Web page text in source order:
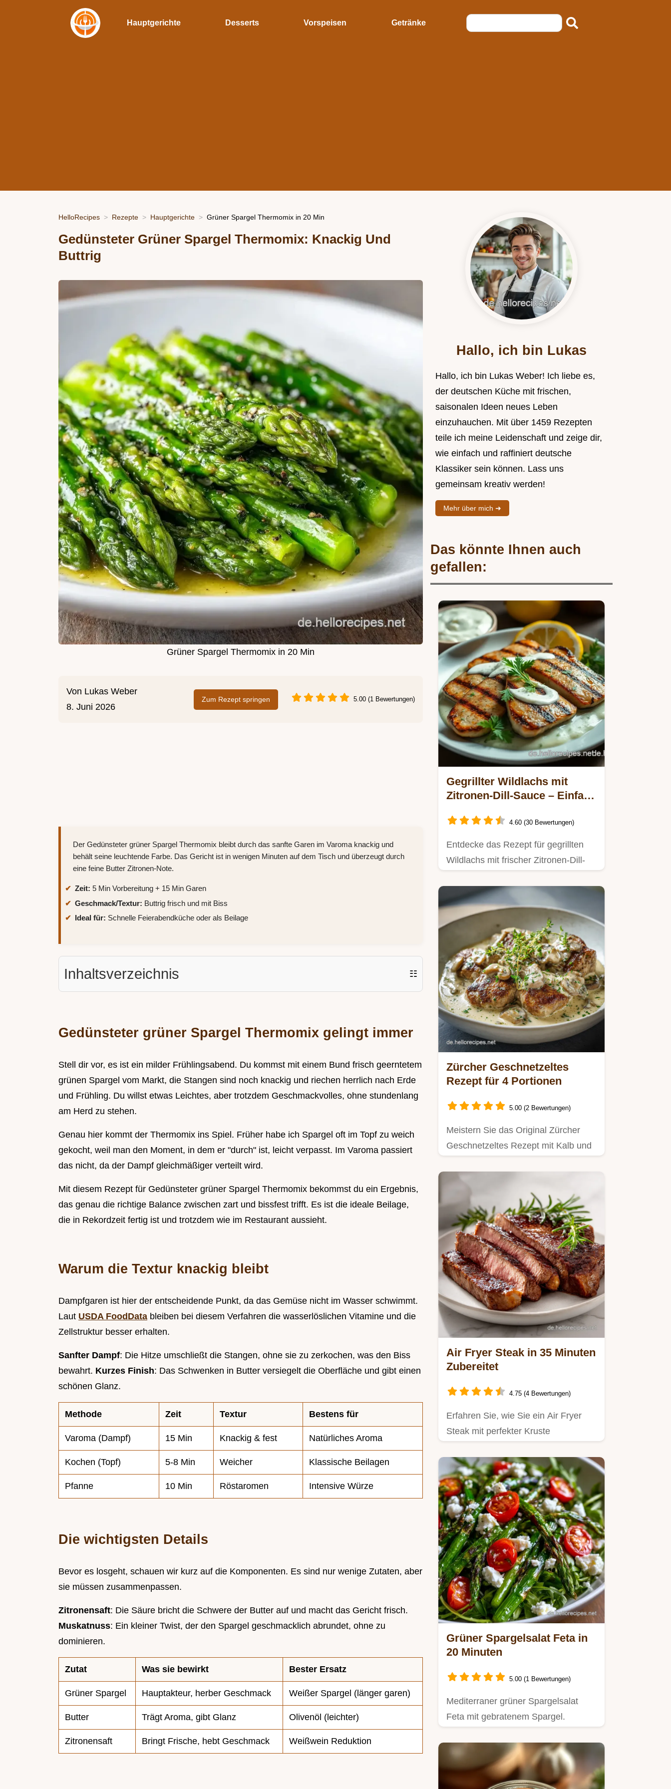
Hauptgerichte Desserts Vorspeisen Getränke
HelloRecipes Rezepte Hauptgerichte Grüner Spargel Thermomix in 20 Min
Gedünsteter Grüner Spargel Thermomix: Knackig Und
Buttrig
Grüner Spargel Thermomix in 20 Min
Von Lukas Weber
8. Juni 2026
Zum Rezept springen 5.00 (1 Bewertungen)
Der Gedünsteter grüner Spargel Thermomix bleibt durch das sanfte Garen im Varoma knackig und
behält seine leuchtende Farbe. Das Gericht ist in wenigen Minuten auf dem Tisch und überzeugt durch
eine feine Butter Zitronen-Note.
Zeit: 5 Min Vorbereitung + 15 Min Garen
Geschmack/Textur: Buttrig frisch und mit Biss
Ideal für: Schnelle Feierabendküche oder als Beilage
Inhaltsverzeichnis ☷
Gedünsteter grüner Spargel Thermomix gelingt immer
Stell dir vor, es ist ein milder Frühlingsabend. Du kommst mit einem Bund frisch geerntetem
grünen Spargel vom Markt, die Stangen sind noch knackig und riechen herrlich nach Erde
und Frühling. Du willst etwas Leichtes, aber trotzdem Geschmackvolles, ohne stundenlang
am Herd zu stehen.
Genau hier kommt der Thermomix ins Spiel. Früher habe ich Spargel oft im Topf zu weich
gekocht, weil man den Moment, in dem er "durch" ist, leicht verpasst. Im Varoma passiert
das nicht, da der Dampf gleichmäßiger verteilt wird.
Mit diesem Rezept für Gedünsteter grüner Spargel Thermomix bekommst du ein Ergebnis,
das genau die richtige Balance zwischen zart und bissfest trifft. Es ist die ideale Beilage,
die in Rekordzeit fertig ist und trotzdem wie im Restaurant aussieht.
Warum die Textur knackig bleibt
Dampfgaren ist hier der entscheidende Punkt, da das Gemüse nicht im Wasser schwimmt.
Laut USDA FoodData bleiben bei diesem Verfahren die wasserlöslichen Vitamine und die
Zellstruktur besser erhalten.
Sanfter Dampf: Die Hitze umschließt die Stangen, ohne sie zu zerkochen, was den Biss
bewahrt. Kurzes Finish: Das Schwenken in Butter versiegelt die Oberfläche und gibt einen
schönen Glanz.
Methode Zeit Textur Bestens für
Varoma (Dampf) 15 Min Knackig & fest Natürliches Aroma
Kochen (Topf) 5-8 Min Weicher Klassische Beilagen
Pfanne 10 Min Röstaromen Intensive Würze
Die wichtigsten Details
Bevor es losgeht, schauen wir kurz auf die Komponenten. Es sind nur wenige Zutaten, aber
sie müssen zusammenpassen.
Zitronensaft: Die Säure bricht die Schwere der Butter auf und macht das Gericht frisch.
Muskatnuss: Ein kleiner Twist, der den Spargel geschmacklich abrundet, ohne zu
dominieren.
Zutat Was sie bewirkt Bester Ersatz
Grüner Spargel Hauptakteur, herber Geschmack Weißer Spargel (länger garen)
Butter Trägt Aroma, gibt Glanz Olivenöl (leichter)
Zitronensaft Bringt Frische, hebt Geschmack Weißwein Reduktion
Hallo, ich bin Lukas
Hallo, ich bin Lukas Weber! Ich liebe es,
der deutschen Küche mit frischen,
saisonalen Ideen neues Leben
einzuhauchen. Mit über 1459 Rezepten
teile ich meine Leidenschaft und zeige dir,
wie einfach und raffiniert deutsche
Klassiker sein können. Lass uns
gemeinsam kreativ werden!
Mehr über mich ➜
Das könnte Ihnen auch
gefallen:
Gegrillter Wildlachs mit
Zitronen-Dill-Sauce – Einfach
4.60 (30 Bewertungen)
Entdecke das Rezept für gegrillten
Wildlachs mit frischer Zitronen-Dill-
Zürcher Geschnetzeltes
Rezept für 4 Portionen
5.00 (2 Bewertungen)
Meistern Sie das Original Zürcher
Geschnetzeltes Rezept mit Kalb und
Air Fryer Steak in 35 Minuten
Zubereitet
4.75 (4 Bewertungen)
Erfahren Sie, wie Sie ein Air Fryer
Steak mit perfekter Kruste
Grüner Spargelsalat Feta in
20 Minuten
5.00 (1 Bewertungen)
Mediterraner grüner Spargelsalat
Feta mit gebratenem Spargel.